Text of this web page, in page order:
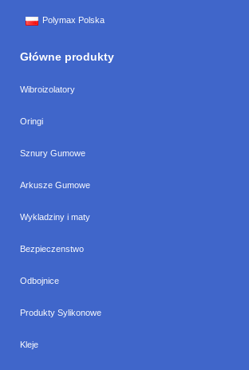
Polymax Polska
Główne produkty
Wibroizolatory
Oringi
Sznury Gumowe
Arkusze Gumowe
Wykladziny i maty
Bezpieczenstwo
Odbojnice
Produkty Sylikonowe
Kleje